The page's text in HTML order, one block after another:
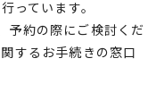
っています。
予約の際にご検討くだ
するお手続きの窓口